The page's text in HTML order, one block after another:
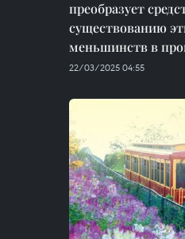
преобразует
существованию
меньшинств в
22/03/2025 04:55